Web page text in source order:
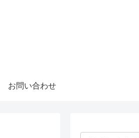
お問い合わせ